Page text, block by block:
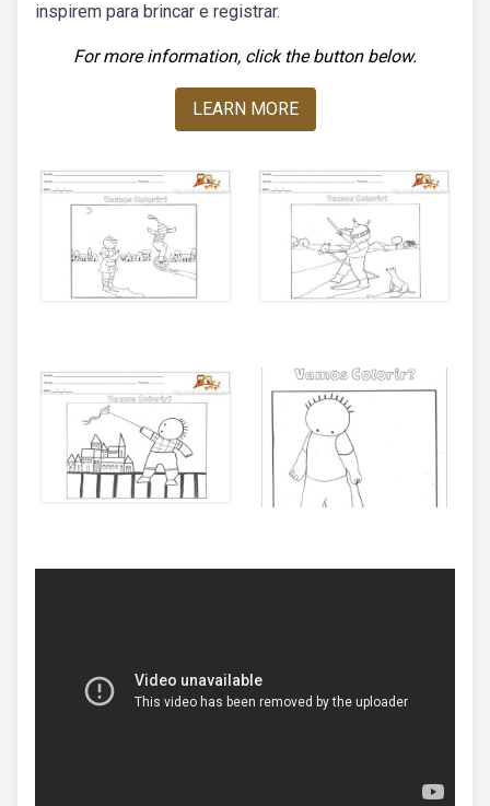
inspirem para brincar e registrar.
For more information, click the button below.
LEARN MORE